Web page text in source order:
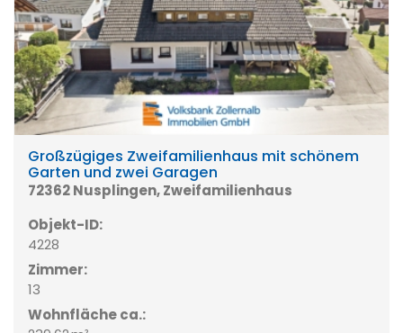
Großzügiges Zweifamilienhaus mit schönem
Garten und zwei Garagen
72362 Nusplingen, Zweifamilienhaus
Objekt-ID:
4228
Zimmer:
13
Wohnfläche ca.: